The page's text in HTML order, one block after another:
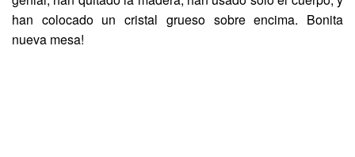
han colocado un cristal grueso sobre encima. Bonita
nueva mesa!